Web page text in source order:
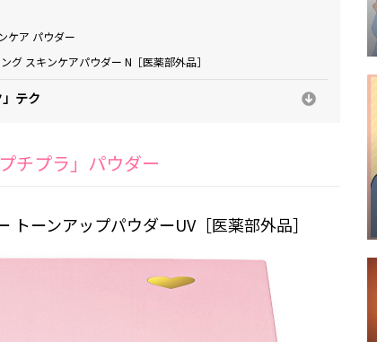
ケア パウダー
グ スキンケアパウダー N［医薬部外品］
テク
チプラ」パウダー
ーンアップパウダーUV［医薬部外品］